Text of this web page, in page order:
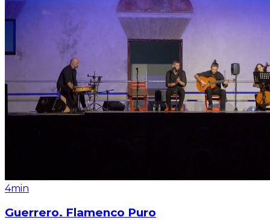
4min
Guerrero. Flamenco Puro